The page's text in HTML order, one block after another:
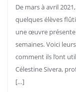
De mars à avril
quelques élèves
une œuvre présente
semaines. Voici
comment ils l’ont
Célestine Sivera,
[…]